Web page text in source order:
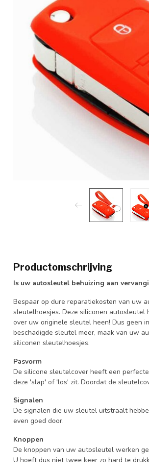
Productomschrijving
Is uw autosleutel behuizing aan
Bespaar op dure reparatiekosten van uw
sleutelhoesjes. Deze siliconen autosleutel
over uw originele sleutel heen! Dus geen
beschadigde sleutel meer, maak van uw
siliconen sleutelhoesjes.
Pasvorm
De silicone sleutelcover heeft een
deze 'slap' of 'los' zit. Doordat de
Signalen
De signalen die uw sleutel uitstraalt
even goed door.
Knoppen
De knoppen van uw autosleutel werken
U hoeft dus niet twee keer zo hard te